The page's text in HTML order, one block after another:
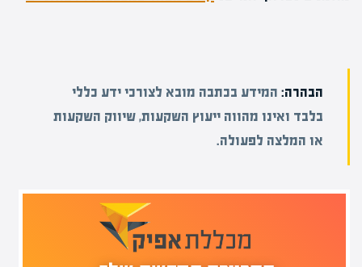
הבהרה: המידע בכתבה מובא לצורכי ידע כללי
בלבד ואינו מהווה ייעוץ השקעות, שיווק השקעות
או המלצה לפעולה.